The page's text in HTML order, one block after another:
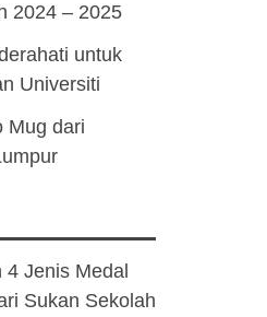
2024 – 2025
untuk
Universiti
Mug dari
4 Jenis Medal
Sukan Sekolah